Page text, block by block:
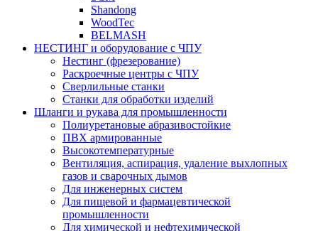
Shandong
WoodTec
BELMASH
НЕСТИНГ и оборудование с ЧПУ
Нестинг (фрезерование)
Раскроечные центры с ЧПУ
Сверлильные станки
Станки для обработки изделий
Шланги и рукава для промышленности
Полиуретановые абразивостойкие
ПВХ армированные
Высокотемпературные
Вентиляция, аспирация, удаление выхлопных
газов и сварочных дымов
Для инженерных систем
Для пищевой и фармацевтической
промышленности
Для химической и нефтехимической